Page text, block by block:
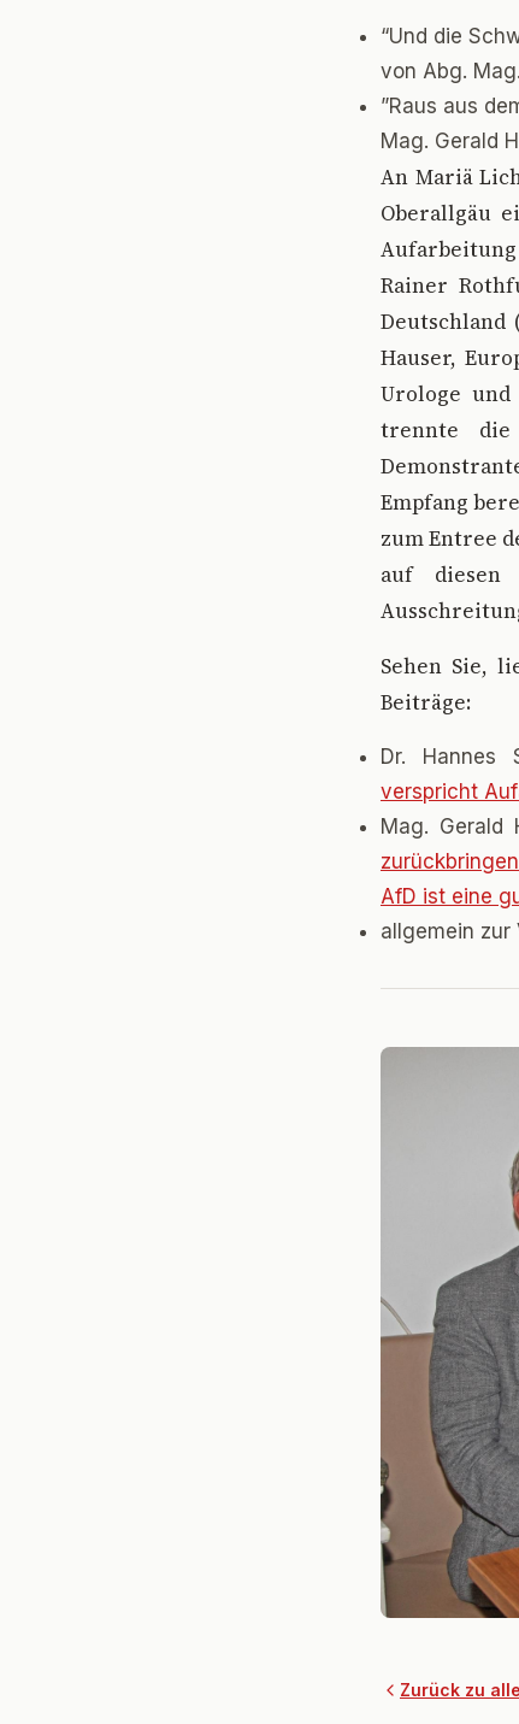
“Und die
von Abg.
”Raus aus
Mag. Gerald
An Mariä
Oberallgäu
Rainer
Hauser,
Urologe
trennte die
Empfang
zum Entree
auf diesen
Sehen Sie,
Beiträge:
Dr. Hannes
verspricht
Mag. Gerald
AfD ist eine
allgemein zur
Zurück zu